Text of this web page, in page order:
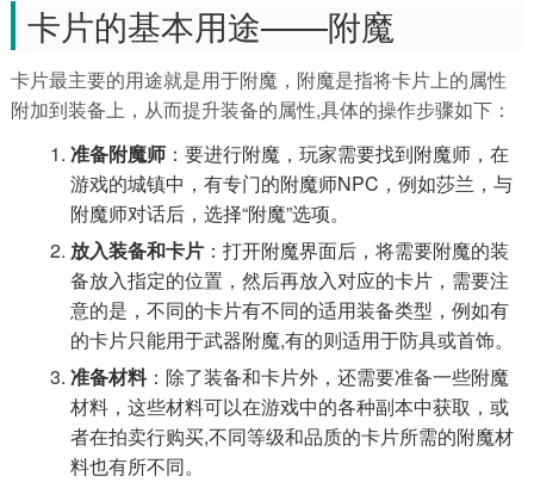
卡片的基本用途——附魔
卡片最主要的用途就是用于附魔，附魔是指将卡片上的属性
附加到装备上，从而提升装备的属性,具体的操作步骤如下：
准备附魔师：要进行附魔，玩家需要找到附魔师，在
游戏的城镇中，有专门的附魔师NPC，例如莎兰，与
附魔师对话后，选择“附魔”选项。
放入装备和卡片：打开附魔界面后，将需要附魔的装
备放入指定的位置，然后再放入对应的卡片，需要注
意的是，不同的卡片有不同的适用装备类型，例如有
的卡片只能用于武器附魔,有的则适用于防具或首饰。
准备材料：除了装备和卡片外，还需要准备一些附魔
材料，这些材料可以在游戏中的各种副本中获取，或
者在拍卖行购买,不同等级和品质的卡片所需的附魔材
料也有所不同。